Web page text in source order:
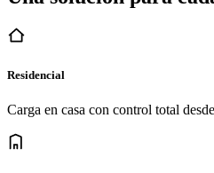
Residencial
Carga en casa con control total